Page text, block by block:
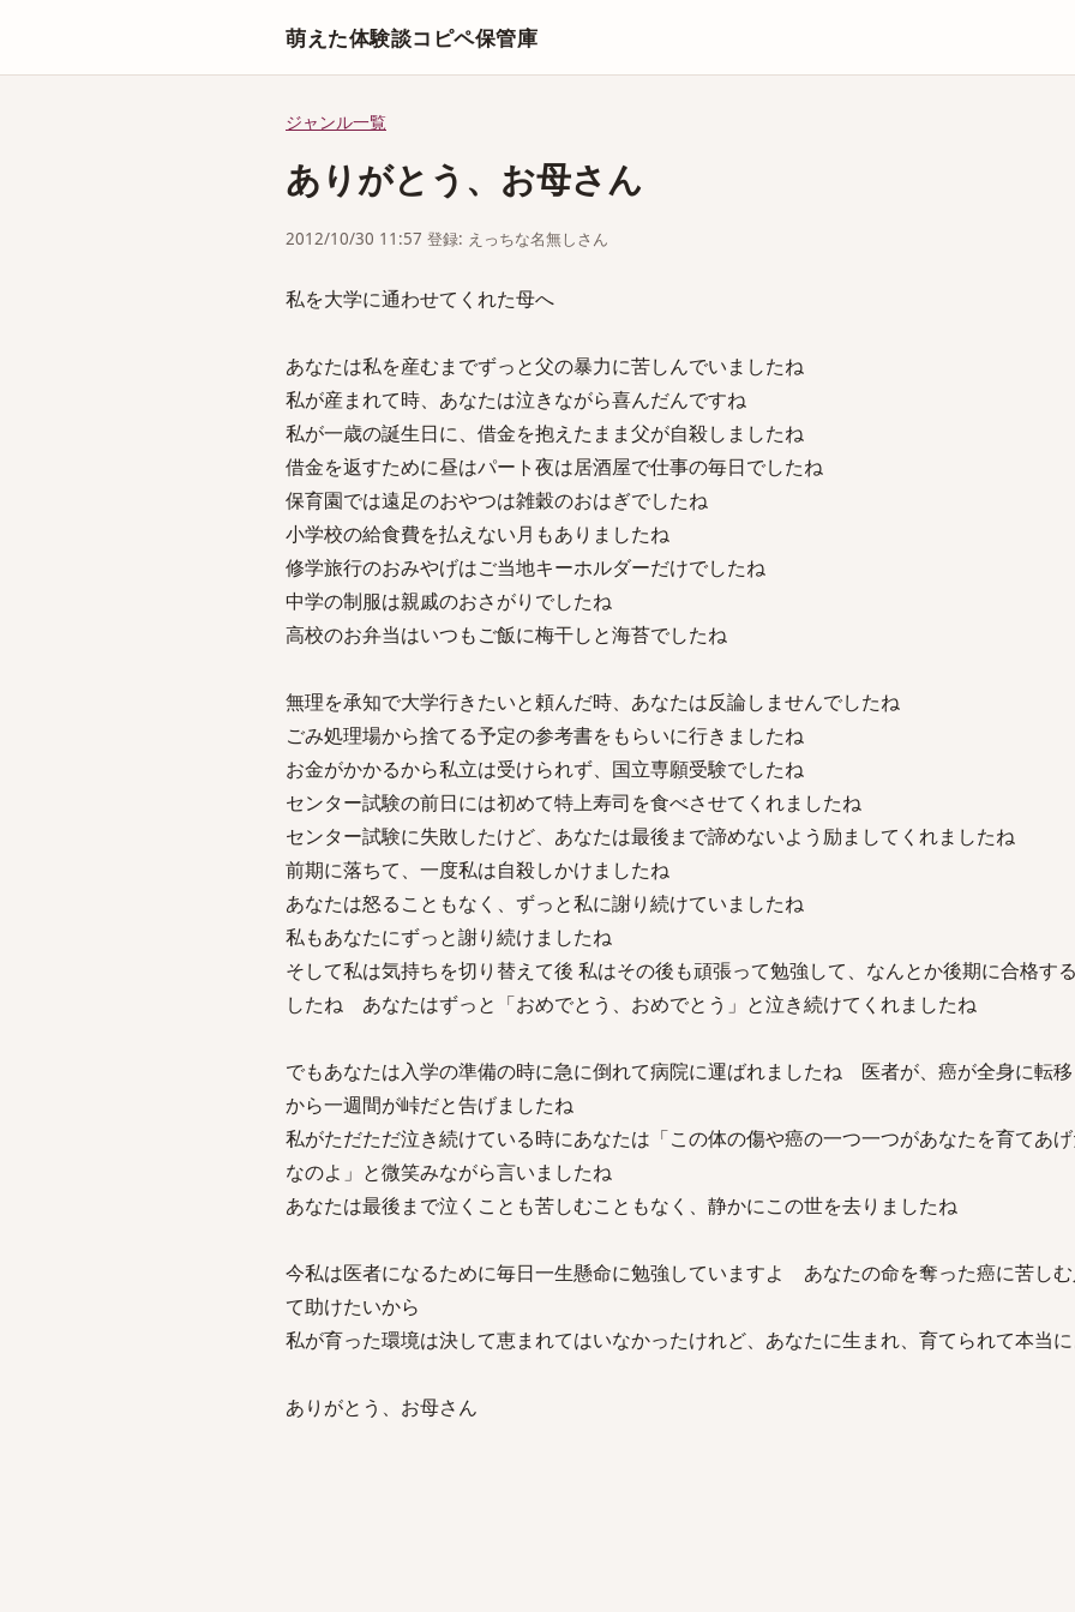
萌えた体験談コピペ保管庫
ジャンル一覧
ありがとう、お母さん
2012/10/30 11:57 登録: えっちな名無しさん
私を大学に通わせてくれた母へ
あなたは私を産むまでずっと父の暴力に苦しんでいましたね
私が産まれて時、あなたは泣きながら喜んだんですね
私が一歳の誕生日に、借金を抱えたまま父が自殺しましたね
借金を返すために昼はパート夜は居酒屋で仕事の毎日でしたね
保育園では遠足のおやつは雑穀のおはぎでしたね
小学校の給食費を払えない月もありましたね
修学旅行のおみやげはご当地キーホルダーだけでしたね
中学の制服は親戚のおさがりでしたね
高校のお弁当はいつもご飯に梅干しと海苔でしたね
無理を承知で大学行きたいと頼んだ時、あなたは反論しませんでしたね
ごみ処理場から捨てる予定の参考書をもらいに行きましたね
お金がかかるから私立は受けられず、国立専願受験でしたね
センター試験の前日には初めて特上寿司を食べさせてくれましたね
センター試験に失敗したけど、あなたは最後まで諦めないよう励ましてくれましたね
前期に落ちて、一度私は自殺しかけましたね
あなたは怒ることもなく、ずっと私に謝り続けていましたね
私もあなたにずっと謝り続けましたね
そして私は気持ちを切り替えて後 私はその後も頑張って勉強して、なんとか後期に合格す
したね あなたはずっと「おめでとう、おめでとう」と泣き続けてくれましたね
でもあなたは入学の準備の時に急に倒れて病院に運ばれましたね 医者が、癌が全身に転
から一週間が峠だと告げましたね
私がただただ泣き続けている時にあなたは「この体の傷や癌の一つ一つがあなたを育てあ
なのよ」と微笑みながら言いましたね
あなたは最後まで泣くことも苦しむこともなく、静かにこの世を去りましたね
今私は医者になるために毎日一生懸命に勉強していますよ あなたの命を奪った癌に苦し
て助けたいから
私が育った環境は決して恵まれてはいなかったけれど、あなたに生まれ、育てられて本当
ありがとう、お母さん